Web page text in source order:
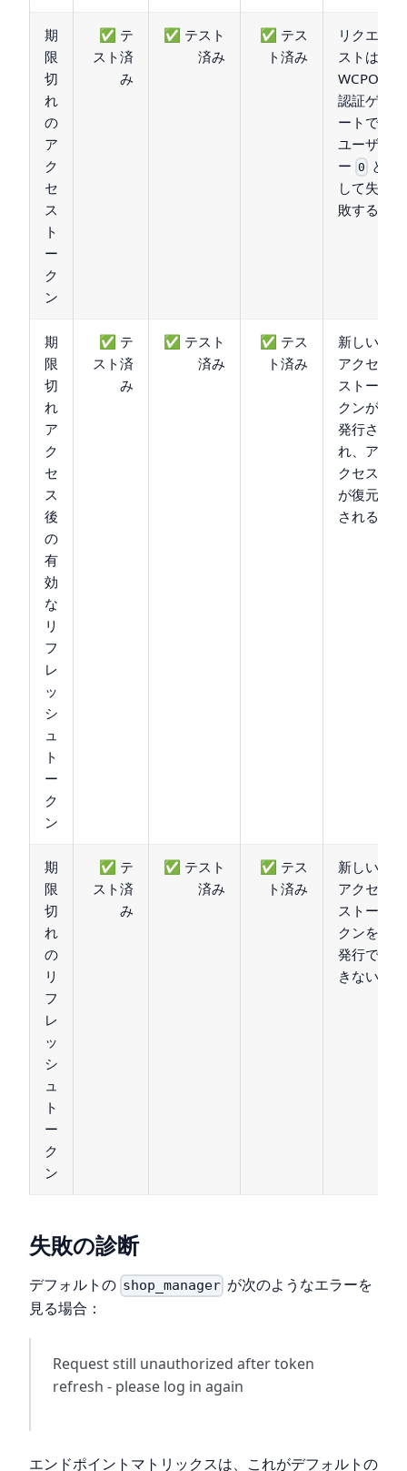
期
限
切
れ
の
ア
ク
セ
ス
ト
ー
ク
ン
✅ テ
スト済
み
✅ テスト
済み
✅ テス
ト済み
リクエ
ストは
WCPOS
認証ゲ
ートで
ユーザ
ー 0
と
して失
敗する
期
限
切
れ
ア
ク
セ
ス
後
の
有
効
な
リ
フ
レ
ッ
シ
ュ
ト
ー
ク
ン
✅ テ
スト済
み
✅ テスト
済み
✅ テス
ト済み
新しい
アクセ
ストー
クンが
発行さ
れ、ア
クセス
が復元
される
期
限
切
れ
の
リ
フ
レ
ッ
シ
ュ
ト
ー
ク
ン
✅ テ
スト済
み
✅ テスト
済み
✅ テス
ト済み
新しい
アクセ
ストー
クンを
発行で
きない
失敗の診断
デフォルトの shop_manager が次のようなエラーを
見る場合：
Request still unauthorized after token
refresh - please log in again
エンドポイントマトリックスは、これがデフォルトの